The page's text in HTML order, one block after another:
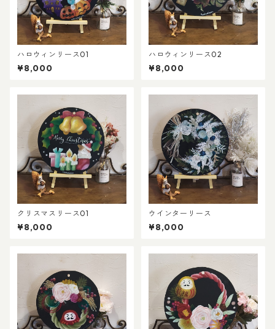
ハロウィンリース01
¥8,000
ハロウィンリース02
¥8,000
クリスマスリース01
¥8,000
ウインターリース
¥8,000